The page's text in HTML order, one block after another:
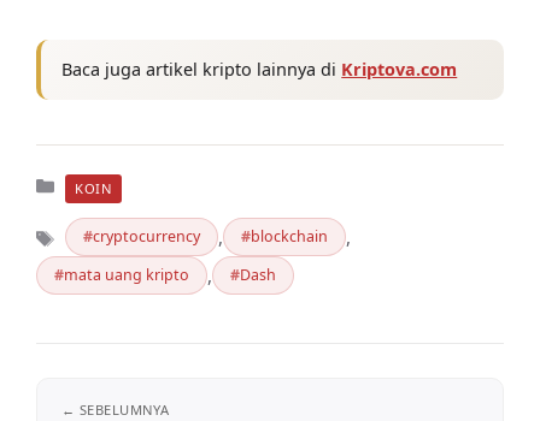
Baca juga artikel kripto lainnya di Kriptova.com
Kategori
KOIN
Tag
cryptocurrency , blockchain ,
mata uang kripto , Dash